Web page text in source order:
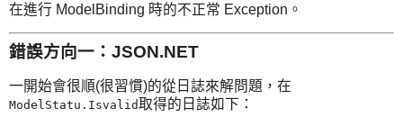
在進行 ModelBinding 時的不正常 Exception。
錯誤方向一：JSON.NET
一開始會很順(很習慣)的從日誌來解問題，在
ModelStatu.Isvalid取得的日誌如下：